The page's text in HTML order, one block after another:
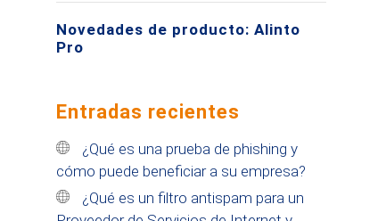
Novedades de producto: Alinto
Pro
Entradas recientes
¿Qué es una prueba de phishing y
cómo puede beneficiar a su empresa?
¿Qué es un filtro antispam para un